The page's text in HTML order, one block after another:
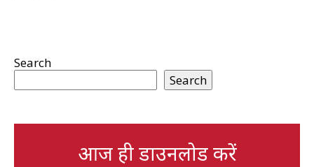
Search
Search
आज ही डाउनलोड करें